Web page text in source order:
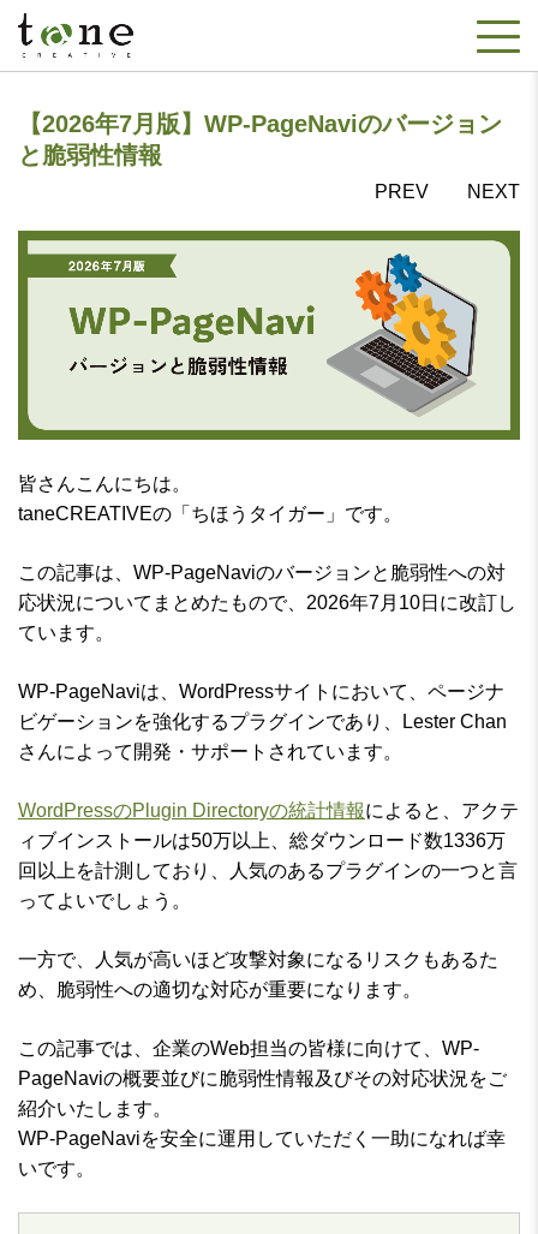
【2026年7月版】WP-PageNaviのバージョン
と脆弱性情報
PREV NEXT
皆さんこんにちは。
taneCREATIVEの「ちほうタイガー」です。
この記事は、WP-PageNaviのバージョンと脆弱性への対
応状況についてまとめたもので、2026年7月10日に改訂し
ています。
WP-PageNaviは、WordPressサイトにおいて、ページナ
ビゲーションを強化するプラグインであり、Lester Chan
さんによって開発・サポートされています。
WordPressのPlugin Directoryの統計情報によると、アクテ
ィブインストールは50万以上、総ダウンロード数1336万
回以上を計測しており、人気のあるプラグインの一つと言
ってよいでしょう。
一方で、人気が高いほど攻撃対象になるリスクもあるた
め、脆弱性への適切な対応が重要になります。
この記事では、企業のWeb担当の皆様に向けて、WP-
PageNaviの概要並びに脆弱性情報及びその対応状況をご
紹介いたします。
WP-PageNaviを安全に運用していただく一助になれば幸
いです。